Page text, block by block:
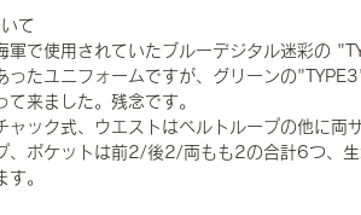
て
軍で使用されていたブルーデジタル迷彩の
ったユニフォームですが、グリーンの
て来ました。残念です。
ャック式、ウエストはベルトループの他に両
、ポケットは前2/後2/両もも2の合計6つ、
す。